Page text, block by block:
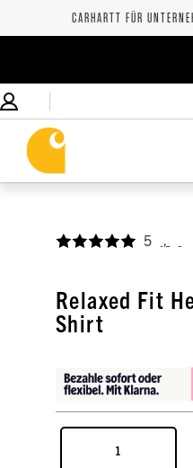
CARHARTT FÜR
5
Relaxed Fit
Shirt